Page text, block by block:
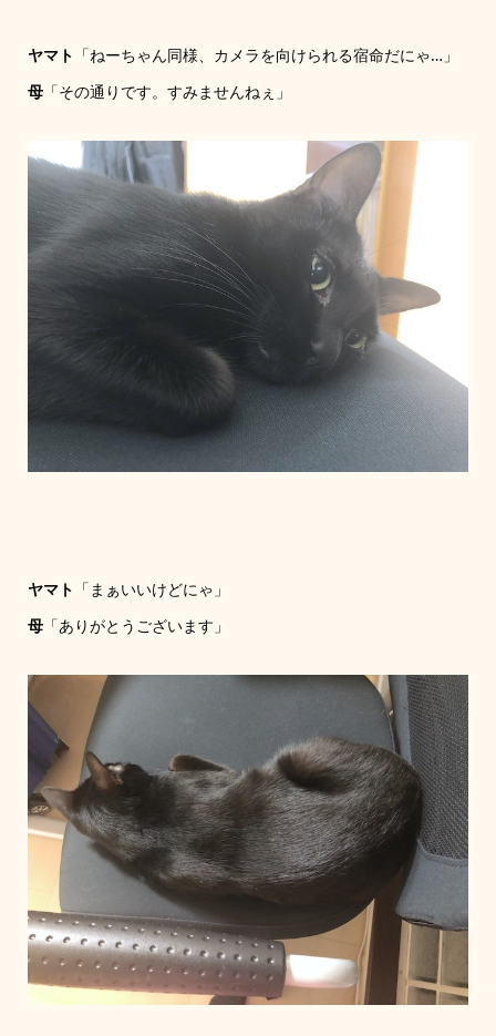
ヤマト 「ねーちゃん同様、カメラを向けられる宿命だにゃ…」
母「その通りです。すみませんねぇ」
ヤマト 「まぁいいけどにゃ」
母「ありがとうございます」